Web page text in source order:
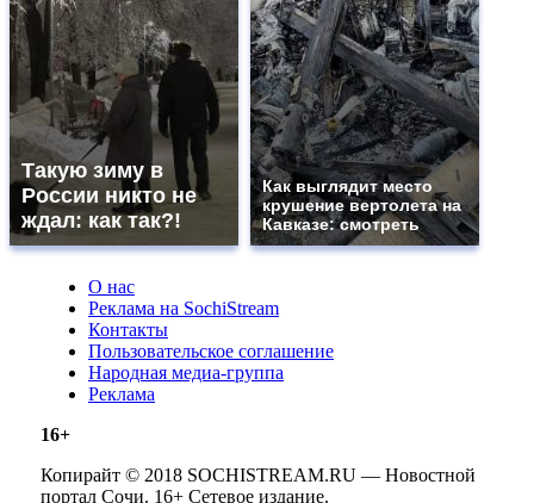
Такую зиму в
России никто не
ждал: как так?!
Как выглядит место
крушение вертолета на
Кавказе: смотреть
О нас
Реклама на SochiStream
Контакты
Пользовательское соглашение
Народная медиа-группа
Реклама
16+
Копирайт © 2018 SOCHISTREAM.RU — Новостной
портал Сочи. 16+ Сетевое издание.